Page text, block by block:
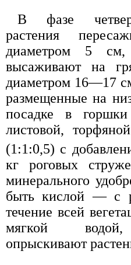
В фазе
растения
диаметром 5
высаживают на
диаметром 16—17
размещенные на
посадке в
листовой,
(1:1:0,5) с
кг роговых
минерального
быть кислой — с
течение всей
мягкой водой,
опрыскивают